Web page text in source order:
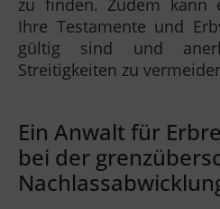
Ihre Testamente und
gültig sind und
Streitigkeiten zu
Ein Anwalt für
bei der